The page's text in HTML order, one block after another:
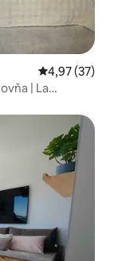
Priemerné
4,97 (37)
| La